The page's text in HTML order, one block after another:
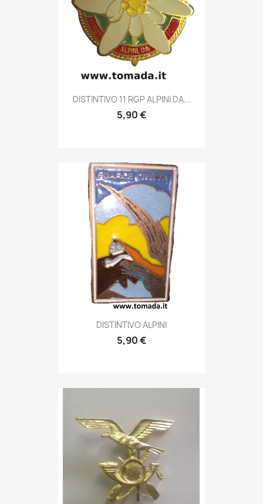
Anteprima
DISTINTIVO 11 RGP ALPINI DA...
5,90 €
Anteprima
DISTINTIVO ALPINI
5,90 €